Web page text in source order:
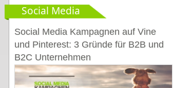
Social Media
Social Media Kampagnen auf Vine
und Pinterest: 3 Gründe für B2B und
B2C Unternehmen